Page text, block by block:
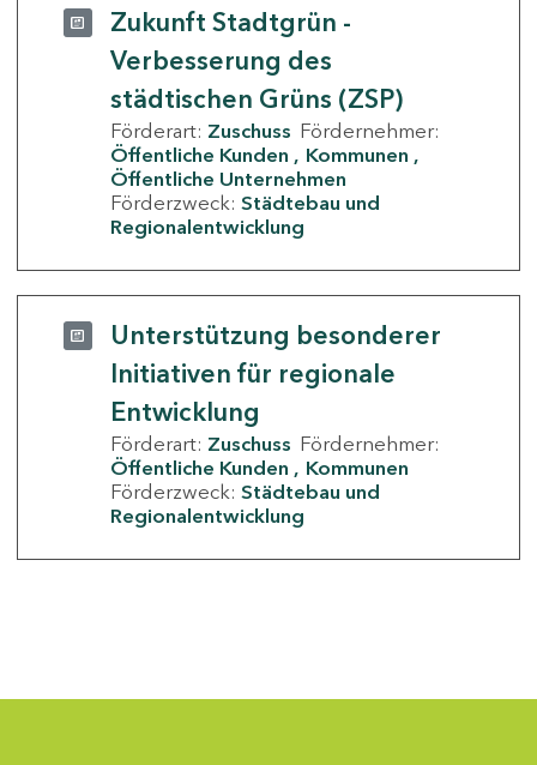
Zukunft Stadtgrün -
Verbesserung des
städtischen Grüns (ZSP)
Förderart: Zuschuss Fördernehmer:
Öffentliche Kunden
Kommunen
Öffentliche Unternehmen
Förderzweck: Städtebau und
Regionalentwicklung
Unterstützung besonderer
Initiativen für regionale
Entwicklung
Förderart: Zuschuss Fördernehmer:
Öffentliche Kunden
Kommunen
Förderzweck: Städtebau und
Regionalentwicklung